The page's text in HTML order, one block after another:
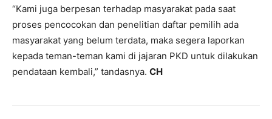
“Kami juga berpesan terhadap masyarakat pada saat
proses pencocokan dan penelitian daftar pemilih ada
masyarakat yang belum terdata, maka segera laporkan
kepada teman-teman kami di jajaran PKD untuk dilakukan
pendataan kembali,” tandasnya. CH